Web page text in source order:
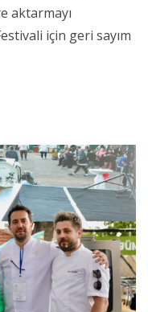
aktarmayı
için geri sayım